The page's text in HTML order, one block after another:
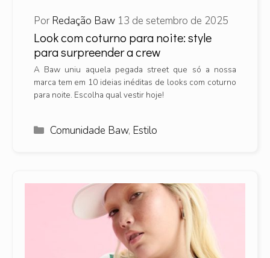
Look com coturno para noite: style
para surpreender a crew
Por Redação Baw 13 de setembro de 2025
A Baw uniu aquela pegada street que só a nossa
marca tem em 10 ideias inéditas de looks com coturno
para noite. Escolha qual vestir hoje!
Categorias
Comunidade Baw, Estilo